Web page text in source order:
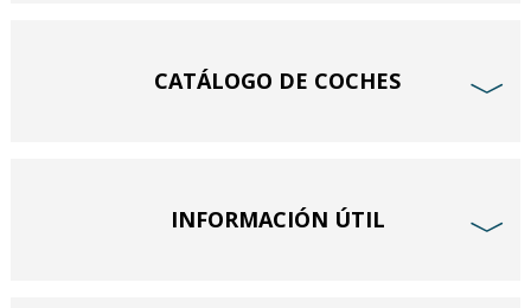
CATÁLOGO DE COCHES ﹀
INFORMACIÓN ÚTIL ﹀